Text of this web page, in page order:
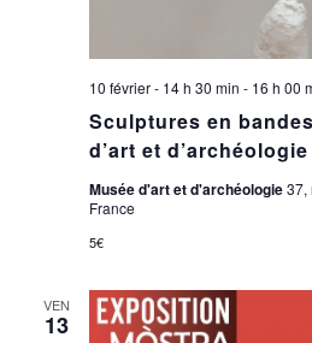
Sculptures en
d’art et d’archéologie
10 février - 14 h 30 min - 16 h 00
Musée d'art et d'archéologie37,
France
5€
VEN
13